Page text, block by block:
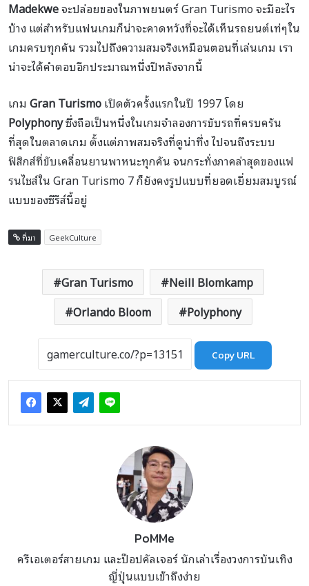
Madekweจะปล่อยของในภาพยนตร์ Gran Turismo จะมีอะไร
บ้าง แต่สำหรับแฟนเกมก็น่าจะคาดหวังที่จะได้เห็นรถยนต์เท่ๆใน
เกมครบทุกคัน รวมไปถึงความสมจริงเหมือนตอนที่เล่นเกม เรา
น่าจะได้คำตอบอีกประมาณหนึ่งปีหลังจากนี้
เกมGran Turismoเปิดตัวครั้งแรกในปี 1997 โดย
Polyphonyซึ่งถือเป็นหนึ่งในเกมจำลองการขับรถที่ครบครัน
ที่สุดในตลาดเกม ตั้งแต่ภาพสมจริงที่ดูน่าทึ่ง ไปจนถึงระบบ
ฟิสิกส์ที่ขับเคลื่อนยานพาหนะทุกคัน จนกระทั่งภาคล่าสุดของแฟ
รนไชส์ใน Gran Turismo 7 ก็ยังคงรูปแบบที่ยอดเยี่ยมสมบูรณ์
แบบของซีรีส์นี้อยู่
ที่มา GeekCulture
Gran Turismo
Neill Blomkamp
Orlando Bloom
Polyphony
Copy URL
PoMMe
ครีเอเตอร์สายเกม และป๊อปคัลเจอร์ นักเล่าเรื่องวงการบันเทิง
ญี่ปุ่นแบบเข้าถึงง่าย